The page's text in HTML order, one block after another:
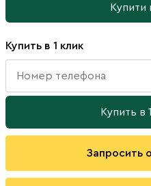
Купити
Купить в 1 клик
Купить в
Запросить